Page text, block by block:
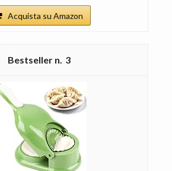
Acquista su Amazon
3